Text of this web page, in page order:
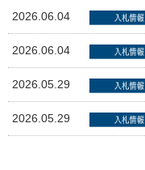
2026.06.04
2026.06.04
2026.05.29
2026.05.29